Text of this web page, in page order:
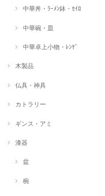
中華丼・ﾗｰﾒﾝ鉢・ｾｲﾛ
中華碗・皿
中華卓上小物・ﾚﾝｹﾞ
木製品
仏具・神具
カトラリー
ギンス・アミ
漆器
盆
椀